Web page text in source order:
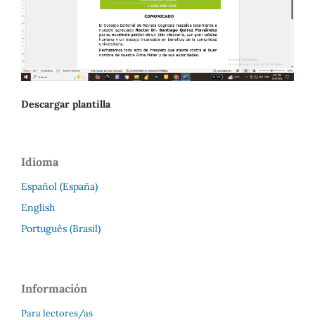
Descargar plantilla
Idioma
Español (España)
English
Português (Brasil)
Información
Para lectores/as